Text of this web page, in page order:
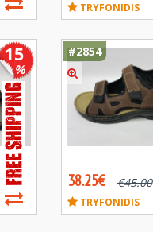
TRYFONIDIS
15
%
38.25€ €45.00
TRYFONIDIS
#2854